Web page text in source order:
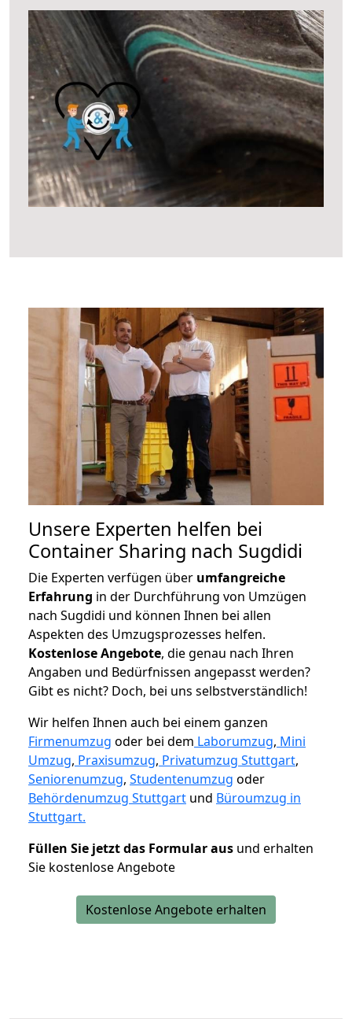
Unsere Experten helfen bei
Container Sharing nach Sugdidi
Die Experten verfügen über umfangreiche
Erfahrung in der Durchführung von Umzügen
nach Sugdidi und können Ihnen bei allen
Aspekten des Umzugsprozesses helfen.
Kostenlose Angebote, die genau nach Ihren
Angaben und Bedürfnissen angepasst werden?
Gibt es nicht? Doch, bei uns selbstverständlich!
Wir helfen Ihnen auch bei einem ganzen
Firmenumzug oder bei dem Laborumzug, Mini
Umzug, Praxisumzug, Privatumzug Stuttgart,
Seniorenumzug, Studentenumzug oder
Behördenumzug Stuttgart und Büroumzug in
Stuttgart.
Füllen Sie jetzt das Formular aus und erhalten
Sie kostenlose Angebote
Kostenlose Angebote erhalten